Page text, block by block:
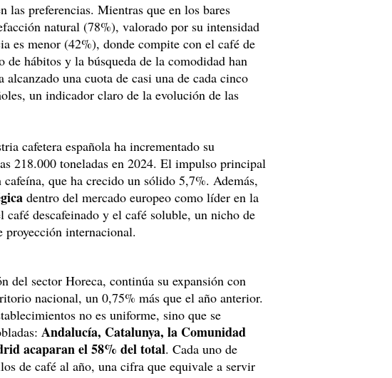
las preferencias. Mientras que en los bares
natural (78%), valorado por su intensidad
es menor (42%), donde compite con el café de
hábitos y la búsqueda de la comodidad han
alcanzado una cuota de casi una de cada cinco
un indicador claro de la evolución de las
cafetera española ha incrementado su
218.000 toneladas en 2024. El impulso principal
que ha crecido un sólido 5,7%. Además,
dentro del mercado europeo como líder en la
café descafeinado y el café soluble, un nicho de
proyección internacional.
del sector Horeca, continúa su expansión con
nacional, un 0,75% más que el año anterior.
no es uniforme, sino que se
Andalucía, Catalunya, la Comunidad
acaparan el 58% del total. Cada uno de
de café al año, una cifra que equivale a servir